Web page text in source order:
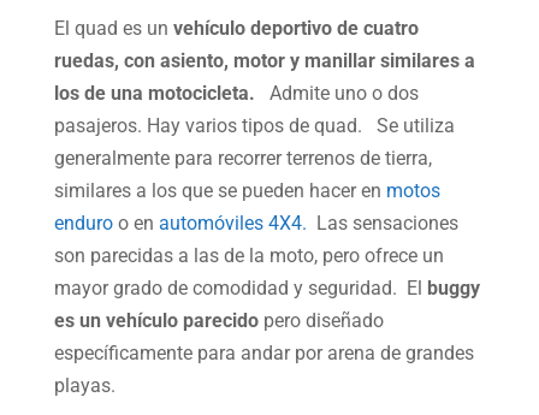
El quad es un vehículo deportivo de cuatro
ruedas, con asiento, motor y manillar similares a
los de una motocicleta.
Admite uno o dos
pasajeros. Hay varios tipos de quad. Se utiliza
generalmente para recorrer terrenos de tierra,
similares a los que se pueden hacer en motos
enduroo en automóviles 4X4. Las sensaciones
son parecidas a las de la moto, pero ofrece un
mayor grado de comodidad y seguridad. El buggy
es un vehículo parecidopero diseñado
específicamente para andar por arena de grandes
playas.